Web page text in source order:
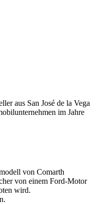
aus San José de la Vega
im Jahre
von Comarth
von einem Ford-Motor
wird.